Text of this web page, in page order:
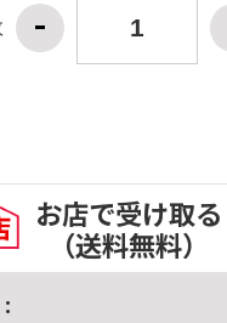
お店で受け取る
（送料無料）